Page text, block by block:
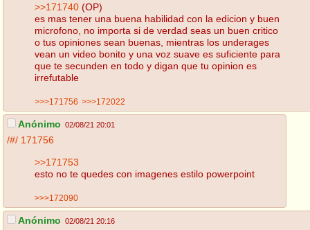
>>171740 (OP)
es mas tener una buena habilidad con la edicion y buen
microfono, no importa si de verdad seas un buen critico
o tus opiniones sean buenas, mientras los underages
vean un video bonito y una voz suave es suficiente para
que te secunden en todo y digan que tu opinion es
irrefutable
>>>171756 >>>172022
Anónimo 02/08/21 20:01
/#/ 171756
>>171753
esto no te quedes con imagenes estilo powerpoint
>>>172090
Anónimo 02/08/21 20:16